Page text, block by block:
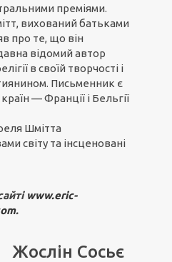
преміями.
вихований батьками
про те, що він
відомий автор
в своїй творчості і
Письменник є
— Франції і Бельгії
Шмітта
світу та інсценовані
www.eric-
.
Жослін Сосьє